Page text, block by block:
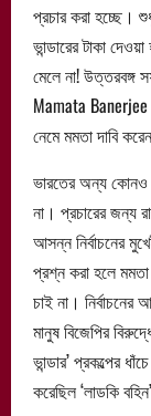
প্রচার করা হচ্ছে।
ভান্ডারের টাকা
মেলে না! উত্তরবঙ্গ
Mamata Banerjee
নেমে মমতা দাবি
ভারতের অন্য কোনও
না। প্রচারের জন্য
আসন্ন নির্বাচনের
প্রশ্ন করা হলে
চাই না।
মানুষ বিজেপির
ভান্ডার’ প্রকল্পের
করেছিল ‘লাডকি